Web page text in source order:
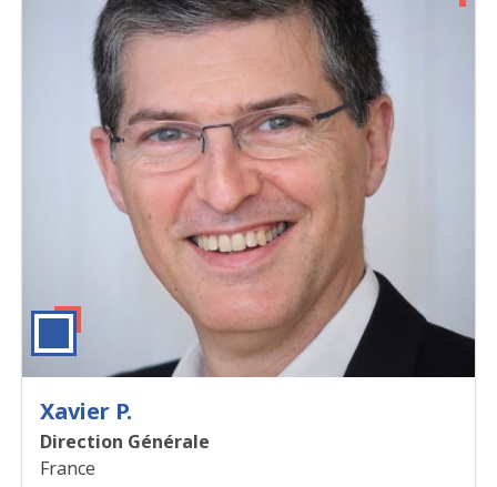
Xavier P.
Direction Générale
France